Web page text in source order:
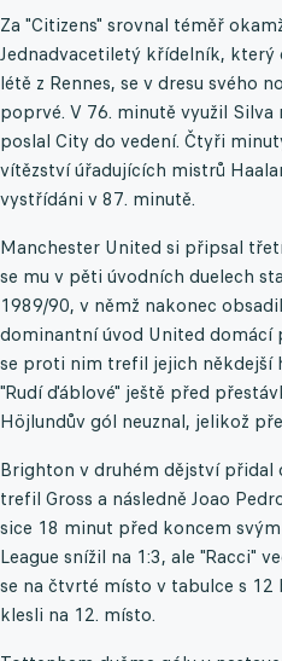
Za "Citizens" srovnal téměř
Jednadvacetiletý křídelník,
létě z Rennes, se v dresu svého
poprvé. V 76. minutě využil
poslal City do vedení. Čtyři
vítězství úřadujících mistrů
vystřídáni v 87. minutě.
Manchester United si připsal
se mu v pěti úvodních duelech
1989/90, v němž nakonec
dominantní úvod United domácí
se proti nim trefil jejich někdejší
"Rudí ďáblové" ještě před
Höjlundův gól neuznal, jelikož
Brighton v druhém dějství přidal
trefil Gross a následně Joao
sice 18 minut před koncem
League snížil na 1:3, ale "Racci"
se na čtvrté místo v tabulce s 12
klesli na 12. místo.